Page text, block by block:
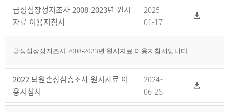
급성심장정지조사 2008-2023년 원시
자료 이용지침서
2025-
01-17
급성심장정지조사 2008-2023년 원시자료 이용지침서입니다.
2022 퇴원손상심층조사 원시자료 이
용지침서
2024-
06-26